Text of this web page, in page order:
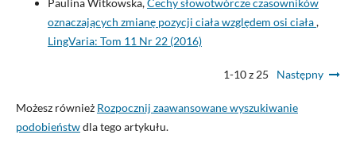
Paulina Witkowska,Cechy słowotwórcze czasowników
oznaczających zmianę pozycji ciała względem osi ciała,
LingVaria: Tom 11 Nr 22 (2016)
1-10 z 25 Następny
Możesz również Rozpocznij zaawansowane wyszukiwanie
podobieństwdla tego artykułu.